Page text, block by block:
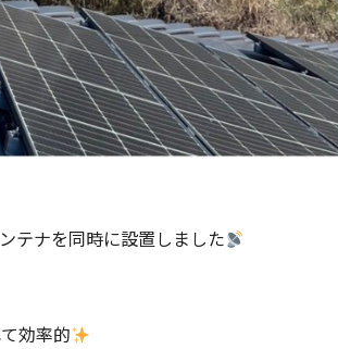
テナを同時に設置しました
効率的